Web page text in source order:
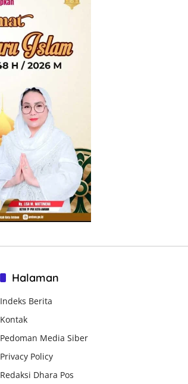
Halaman
Indeks Berita
Kontak
Pedoman Media Siber
Privacy Policy
Redaksi Dhara Pos